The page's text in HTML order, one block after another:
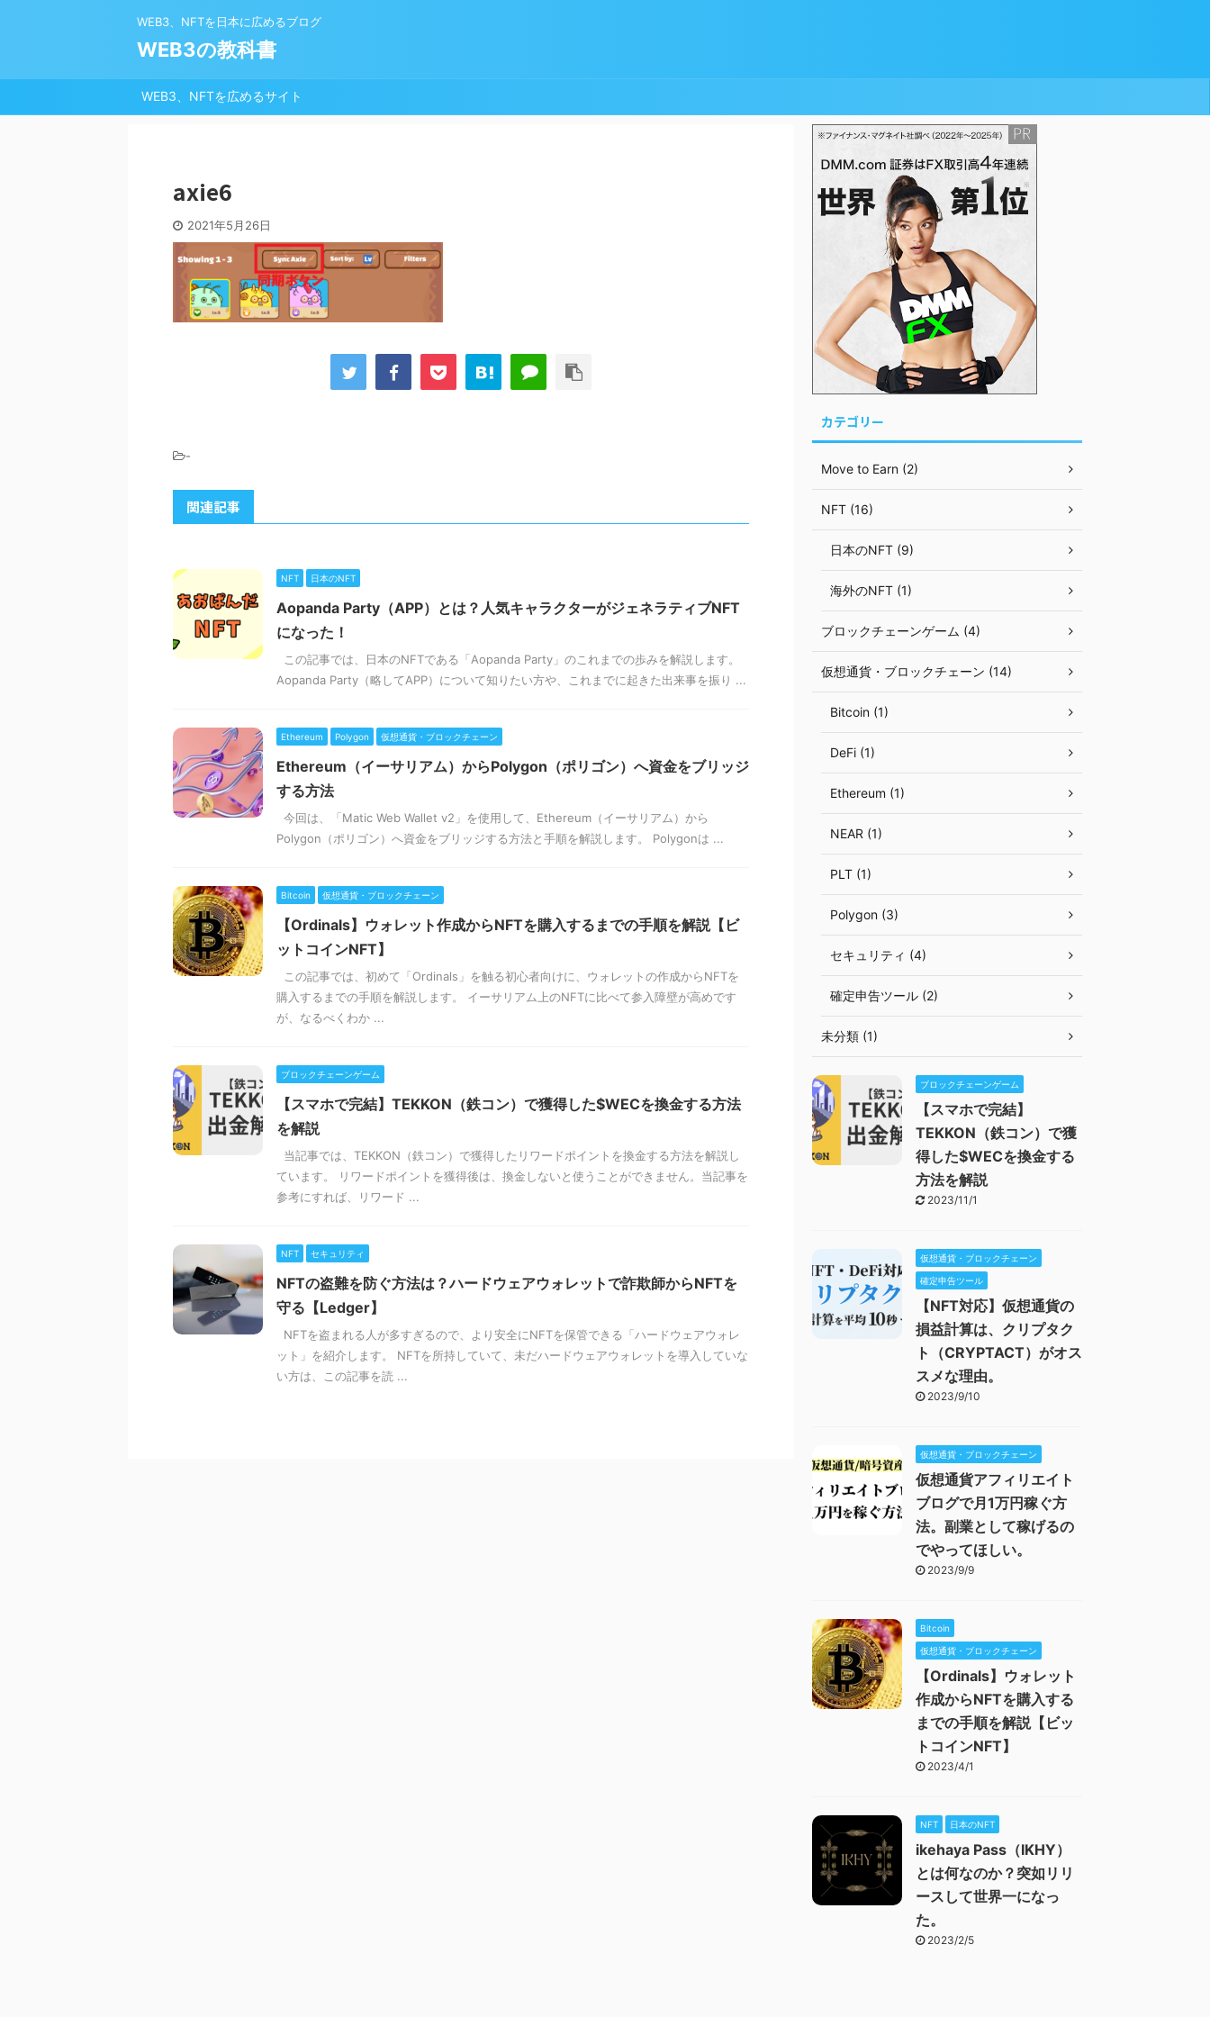
WEB3、NFTを日本に広めるブログ
WEB3の教科書
WEB3、NFTを広めるサイト
axie6
2021年5月26日
-
関連記事
NFT 日本のNFT
Aopanda Party（APP）とは？人気キャラクターがジェネラティブNFT
になった！
この記事では、日本のNFTである「Aopanda Party」のこれまでの歩みを解説します。
Aopanda Party（略してAPP）について知りたい方や、これまでに起きた出来事を振り ...
Ethereum Polygon 仮想通貨・ブロックチェーン
Ethereum（イーサリアム）からPolygon（ポリゴン）へ資金をブリッジ
する方法
今回は、「Matic Web Wallet v2」を使用して、Ethereum（イーサリアム）から
Polygon（ポリゴン）へ資金をブリッジする方法と手順を解説します。 Polygonは ...
Bitcoin 仮想通貨・ブロックチェーン
【Ordinals】ウォレット作成からNFTを購入するまでの手順を解説【ビ
ットコインNFT】
この記事では、初めて「Ordinals」を触る初心者向けに、ウォレットの作成からNFTを
購入するまでの手順を解説します。 イーサリアム上のNFTに比べて参入障壁が高めです
が、なるべくわか ...
ブロックチェーンゲーム
【スマホで完結】TEKKON（鉄コン）で獲得した$WECを換金する方法
を解説
当記事では、TEKKON（鉄コン）で獲得したリワードポイントを換金する方法を解説し
ています。 リワードポイントを獲得後は、換金しないと使うことができません。当記事を
参考にすれば、リワード ...
NFT セキュリティ
NFTの盗難を防ぐ方法は？ハードウェアウォレットで詐欺師からNFTを
守る【Ledger】
NFTを盗まれる人が多すぎるので、より安全にNFTを保管できる「ハードウェアウォレ
ット」を紹介します。 NFTを所持していて、未だハードウェアウォレットを導入していな
い方は、この記事を読 ...
カテゴリー
Move to Earn (2)
NFT (16)
日本のNFT (9)
海外のNFT (1)
ブロックチェーンゲーム (4)
仮想通貨・ブロックチェーン (14)
Bitcoin (1)
DeFi (1)
Ethereum (1)
NEAR (1)
PLT (1)
Polygon (3)
セキュリティ (4)
確定申告ツール (2)
未分類 (1)
ブロックチェーンゲーム
【スマホで完結】
TEKKON（鉄コン）で獲
得した$WECを換金する
方法を解説
2023/11/1
仮想通貨・ブロックチェーン
確定申告ツール
【NFT対応】仮想通貨の
損益計算は、クリプタク
ト（CRYPTACT）がオス
スメな理由。
2023/9/10
仮想通貨・ブロックチェーン
仮想通貨アフィリエイト
ブログで月1万円稼ぐ方
法。副業として稼げるの
でやってほしい。
2023/9/9
Bitcoin
仮想通貨・ブロックチェーン
【Ordinals】ウォレット
作成からNFTを購入する
までの手順を解説【ビッ
トコインNFT】
2023/4/1
NFT 日本のNFT
ikehaya Pass（IKHY）
とは何なのか？突如リリ
ースして世界一になっ
た。
2023/2/5